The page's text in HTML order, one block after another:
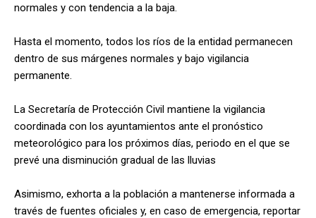
normales y con tendencia a la baja.
Hasta el momento, todos los ríos de la entidad permanecen
dentro de sus márgenes normales y bajo vigilancia
permanente.
La Secretaría de Protección Civil mantiene la vigilancia
coordinada con los ayuntamientos ante el pronóstico
meteorológico para los próximos días, periodo en el que se
prevé una disminución gradual de las lluvias
Asimismo, exhorta a la población a mantenerse informada a
través de fuentes oficiales y, en caso de emergencia, reportar